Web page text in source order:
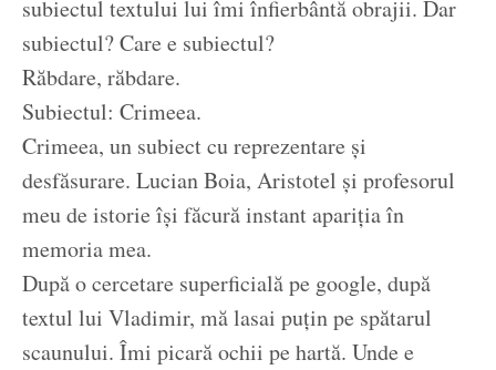
subiectul textului lui îmi înfierbântă obrajii. Dar
subiectul? Care e subiectul?
Răbdare, răbdare.
Subiectul: Crimeea.
Crimeea, un subiect cu reprezentare și
desfăsurare. Lucian Boia, Aristotel și profesorul
meu de istorie își făcură instant apariția în
memoria mea.
După o cercetare superficială pe google, după
textul lui Vladimir, mă lasai puțin pe spătarul
scaunului. Îmi picară ochii pe hartă. Unde e